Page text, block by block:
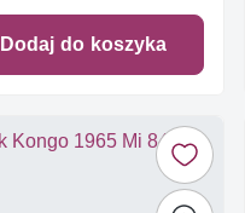
Dodaj do koszyka